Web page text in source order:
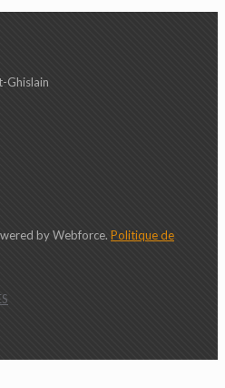
Ghislain
by Webforce. Politique de